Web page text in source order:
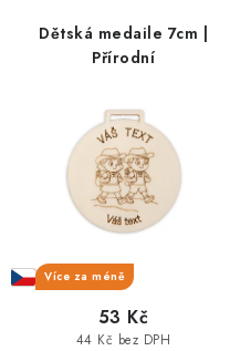
ů
Dětská medaile 7cm |
Přírodní
Více za méně
44 Kč bez DPH
53 Kč